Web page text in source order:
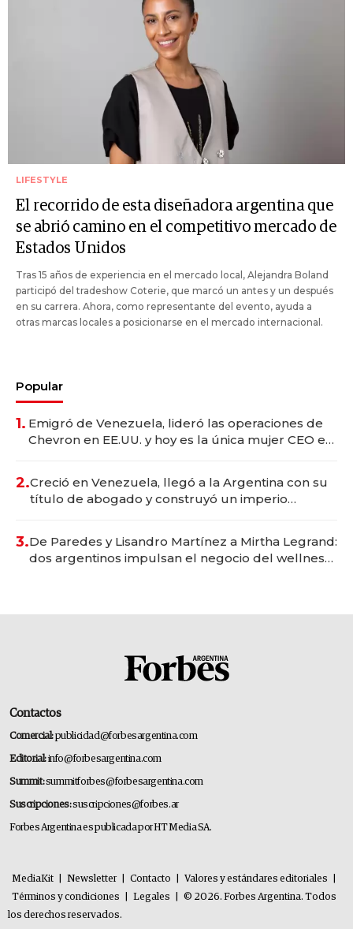
LIFESTYLE
El recorrido de esta diseñadora argentina que
se abrió camino en el competitivo mercado de
Estados Unidos
Tras 15 años de experiencia en el mercado local, Alejandra Boland
participó del tradeshow Coterie, que marcó un antes y un después
en su carrera. Ahora, como representante del evento, ayuda a
otras marcas locales a posicionarse en el mercado internacional.
Popular
1. Emigró de Venezuela, lideró las operaciones de
Chevron en EE.UU. y hoy es la única mujer CEO en
2.Creció en Venezuela, llegó a la Argentina con su
título de abogado y construyó un imperio
3.De Paredes y Lisandro Martínez a Mirtha Legrand:
dos argentinos impulsan el negocio del wellness
Contactos
Comercial:publicidad@forbesargentina.com
Editorial:info@forbesargentina.com
Summit:summitforbes@forbesargentina.com
Suscripciones:suscripciones@forbes.ar
Forbes Argentina es publicada por HT Media SA.
MediaKit Newsletter Contacto Valores y estándares editoriales
Términos y condiciones
Legales
© 2026. Forbes Argentina. Todos
los derechos reservados.